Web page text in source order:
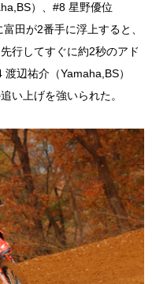
）、#8 星野優位
田が2番手に浮上すると、
行してすぐに約2秒のアド
辺祐介（Yamaha,BS）
い上げを強いられた。